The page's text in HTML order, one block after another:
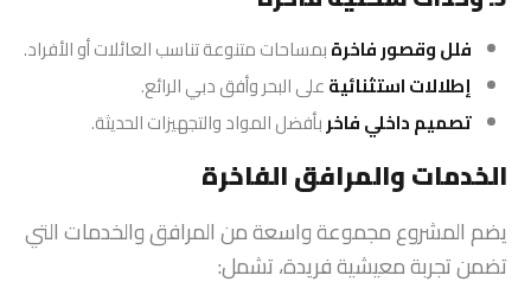
فلل وقصور فاخرةبمساحات متنوعة تناسب العائلات أو الأفراد.
إطلالات استثنائيةعلى البحر وأفق دبي الرائع.
تصميم داخلي فاخربأفضل المواد والتجهيزات الحديثة.
الخدمات والمرافق الفاخرة
يضم المشروع مجموعة واسعة من المرافق والخدمات التي
تضمن تجربة معيشية فريدة، تشمل: